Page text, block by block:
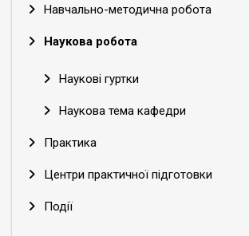
Навчально-методична робота
Наукова робота
Наукові гуртки
Наукова тема кафедри
Практика
Центри практичної підготовки
Події